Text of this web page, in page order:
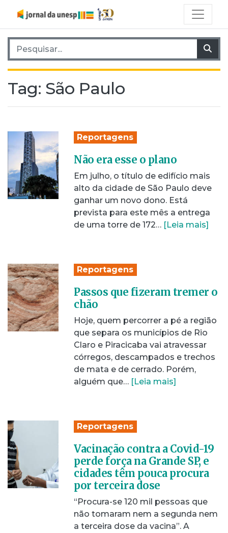
Pesquisar por:
Tag: São Paulo
Reportagens
Não era esse o plano
Em julho, o título de edifício mais
alto da cidade de São Paulo deve
ganhar um novo dono. Está
prevista para este mês a entrega
de uma torre de 172… [Leia mais]
Reportagens
Passos que fizeram tremer o
chão
Hoje, quem percorrer a pé a região
que separa os municípios de Rio
Claro e Piracicaba vai atravessar
córregos, descampados e trechos
de mata e de cerrado. Porém,
alguém que… [Leia mais]
Reportagens
Vacinação contra a Covid-19
perde força na Grande SP, e
cidades têm pouca procura
por terceira dose
“Procura-se 120 mil pessoas que
não tomaram nem a segunda nem
a terceira dose da vacina”. A